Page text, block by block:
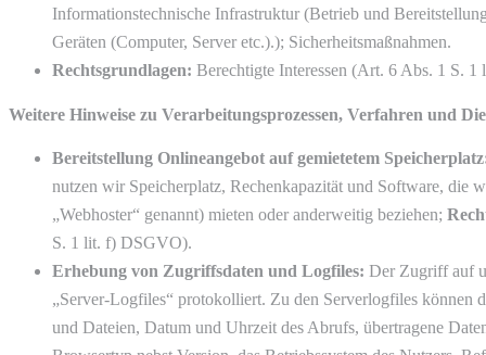
Informationstechnische Infrastruktur (Betrieb und
Geräten (Computer, Server etc.).); Sicherheitsmaßnahmen.
Rechtsgrundlagen: Berechtigte Interessen (Art. 6 Abs. 1 S.
Weitere Hinweise zu Verarbeitungsprozessen, Verfahren und
Bereitstellung Onlineangebot auf gemietetem
nutzen wir Speicherplatz, Rechenkapazität und Software, die
„Webhoster“ genannt) mieten oder anderweitig beziehen;
S. 1 lit. f) DSGVO).
Erhebung von Zugriffsdaten und Logfiles: Der Zugriff auf
„Server-Logfiles“ protokolliert. Zu den Serverlogfiles können
und Dateien, Datum und Uhrzeit des Abrufs, übertragene